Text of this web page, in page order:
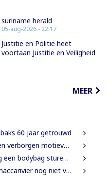
suriname herald
05-aug-2026 - 22:17
Justitie en Politie heet
voortaan Justitie en Veiligheid
MEER
60 jaar getrouwd
bij verkoop DSB-belang
sturen naar dat gebied”
onderzoek in afrondende fase